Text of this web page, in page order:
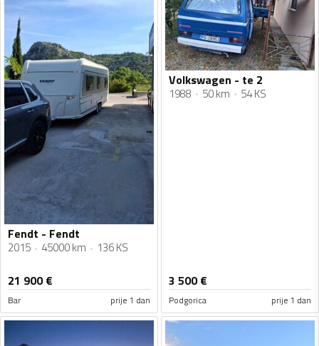
Fendt - Fendt
2015 45000 km 136 KS
21 900€
Bar prije 1 dan
Volkswagen - te 2
1988 50 km 54 KS
3 500€
Podgorica prije 1 dan